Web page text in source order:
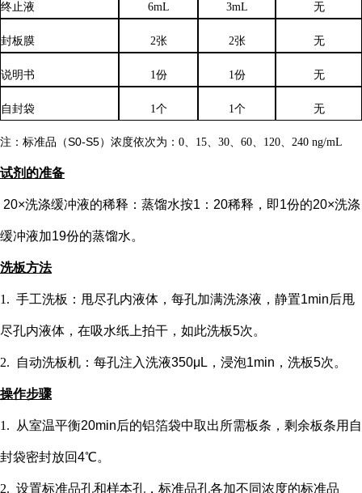
终止液 6mL 3mL 无
封板膜 2张 2张 无
说明书 1份 1份 无
自封袋 1个 1个 无
注：标准品（S0-S5）浓度依次为： 0、15、30、60、120、240 ng/mL
试剂的准备
20×洗涤缓冲液的稀释：蒸馏水按1：20稀释，即1份的20×洗涤
缓冲液加19份的蒸馏水。
洗板方法
1. 手工洗板：甩尽孔内液体，每孔加满洗涤液，静置1min后甩
尽孔内液体，在吸水纸上拍干，如此洗板5次。
2. 自动洗板机：每孔注入洗液350μL，浸泡1min，洗板5次。
操作步骤
1. 从室温平衡20min后的铝箔袋中取出所需板条，剩余板条用自
封袋密封放回4℃。
2. 设置标准品孔和样本孔 ，标准品孔各加不同浓度的标准品